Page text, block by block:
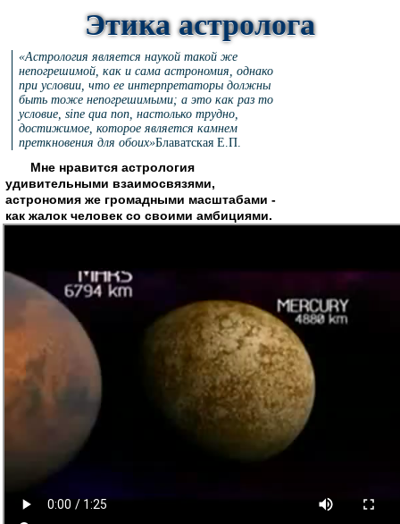
Этика астролога
«Астрология является наукой такой же
непогрешимой, как и сама астрономия, однако
при условии, что ее интерпретаторы должны
быть тоже непогрешимыми; а это как раз то
условие, sine qua non, настолько трудно,
достижимое, которое является камнем
преткновения для обоих»Блаватская Е.П.
Мне нравится астрология
удивительными взаимосвязями,
астрономия же громадными масштабами -
как жалок человек со своими амбициями.